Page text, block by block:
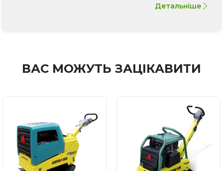
Детальніше
ВАС МОЖУТЬ ЗАЦІКАВИТИ